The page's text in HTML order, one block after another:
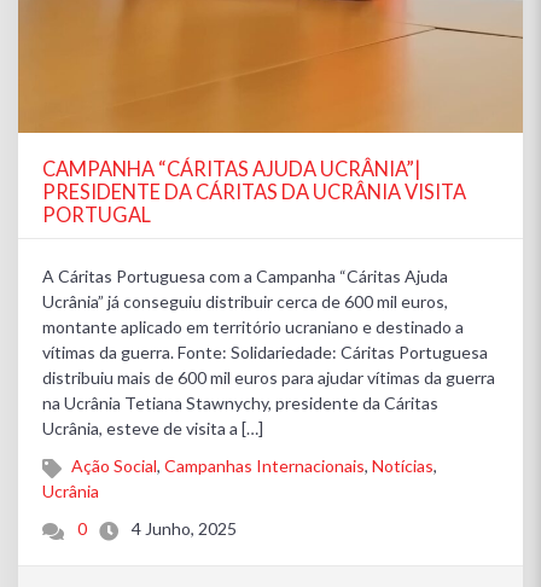
CAMPANHA “CÁRITAS AJUDA UCRÂNIA”|
PRESIDENTE DA CÁRITAS DA UCRÂNIA VISITA
PORTUGAL
A Cáritas Portuguesa com a Campanha “Cáritas Ajuda
Ucrânia” já conseguiu distribuir cerca de 600 mil euros,
montante aplicado em território ucraniano e destinado a
vítimas da guerra. Fonte: Solidariedade: Cáritas Portuguesa
distribuiu mais de 600 mil euros para ajudar vítimas da guerra
na Ucrânia Tetiana Stawnychy, presidente da Cáritas
Ucrânia, esteve de visita a […]
Ação Social,Campanhas Internacionais,Notícias,
Ucrânia
0
4 Junho, 2025